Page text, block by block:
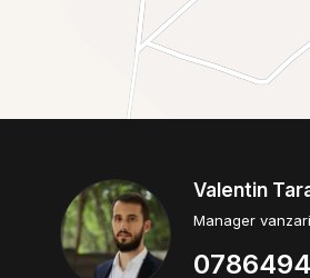
Valentin
Manager vanzari